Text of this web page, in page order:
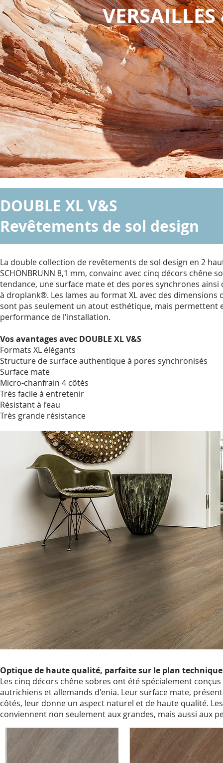
DOUBLE XL V&S
Revêtements de sol design
La double collection de revêtements de sol design en 2
SCHÖNBRUNN 8,1 mm, convainc avec cinq décors chêne
tendance, une surface mate et des pores synchrones
à droplank®. Les lames au format XL avec des dimensions
sont pas seulement un atout esthétique, mais permettent
performance de l'installation.
Vos avantages avec DOUBLE XL V&S
Formats XL élégants
Structure de surface authentique à pores synchronisés
Surface mate
Micro-chanfrain 4 côtés
Très facile à entretenir
Résistant à l’eau
Très grande résistance
Optique de haute qualité, parfaite sur le plan technique
Les cinq décors chêne sobres ont été spécialement
autrichiens et allemands d'enia. Leur surface mate,
côtés, leur donne un aspect naturel et de haute qualité.
conviennent non seulement aux grandes, mais aussi aux